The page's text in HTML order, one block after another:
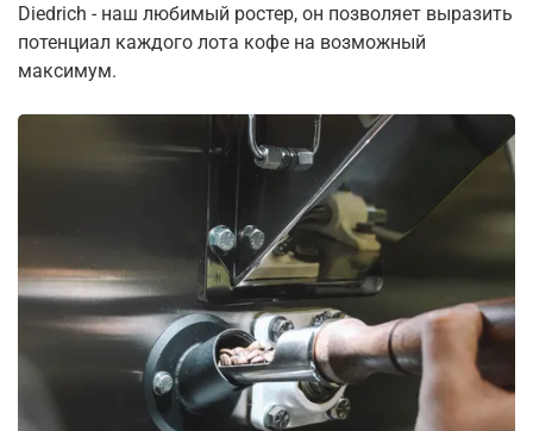
Diedrich - наш любимый ростер, он позволяет выразить
потенциал каждого лота кофе на возможный
максимум.